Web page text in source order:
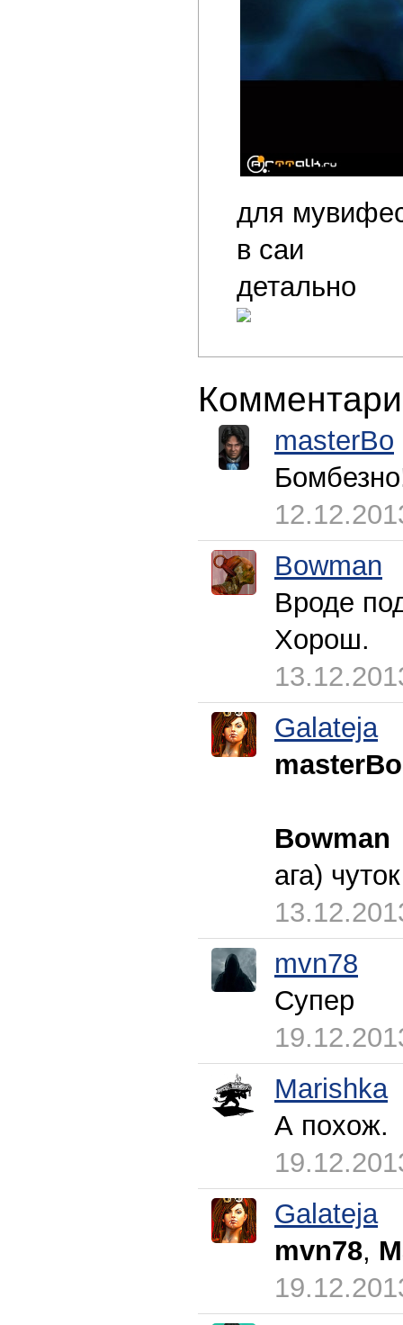
для
в саи
детально
masterBo
Bowman
Вроде
Хорош.
Galateja
masterBo
Bowman
ага)
mvn78
Супер
Marishka
А похож.
Galateja
mvn78,